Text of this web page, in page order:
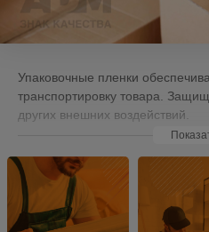
Упаковочные пленки
транспортировку товара.
других внешних воздействий.